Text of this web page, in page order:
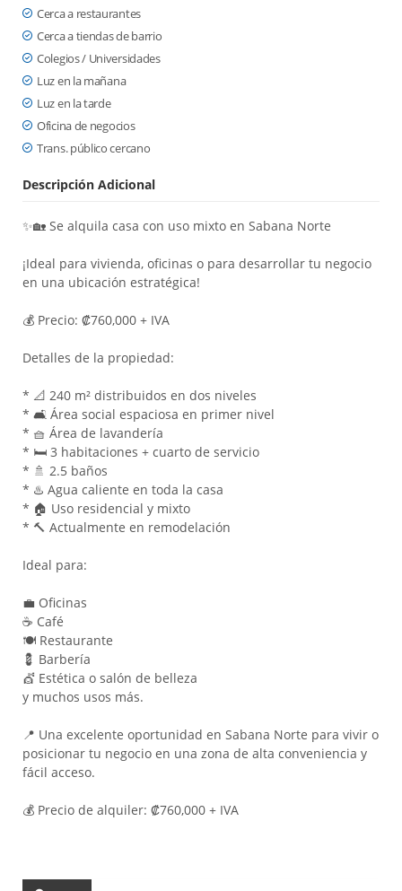
Cerca a restaurantes
Cerca a tiendas de barrio
Colegios / Universidades
Luz en la mañana
Luz en la tarde
Oficina de negocios
Trans. público cercano
Descripción Adicional
✨🏡 Se alquila casa con uso mixto en Sabana Norte
¡Ideal para vivienda, oficinas o para desarrollar tu negocio
en una ubicación estratégica!
💰 Precio: ₡760,000 + IVA
Detalles de la propiedad:
* 📐 240 m² distribuidos en dos niveles
* 🛋️ Área social espaciosa en primer nivel
* 🧺 Área de lavandería
* 🛏️ 3 habitaciones + cuarto de servicio
* 🚿 2.5 baños
* ♨️ Agua caliente en toda la casa
* 🏠 Uso residencial y mixto
* 🔨 Actualmente en remodelación
Ideal para:
💼 Oficinas
☕ Café
🍽️ Restaurante
💈 Barbería
💇 Estética o salón de belleza
y muchos usos más.
📍 Una excelente oportunidad en Sabana Norte para vivir o
posicionar tu negocio en una zona de alta conveniencia y
fácil acceso.
💰 Precio de alquiler: ₡760,000 + IVA